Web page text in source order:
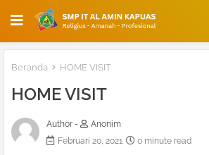
Beranda HOME VISIT
HOME VISIT
Author -
Anonim
Februari 20, 2021
0 minute read